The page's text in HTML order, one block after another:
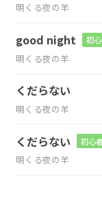
明くる夜の羊
good night 初
明くる夜の羊
くだらない
明くる夜の羊
くだらない 初心
明くる夜の羊